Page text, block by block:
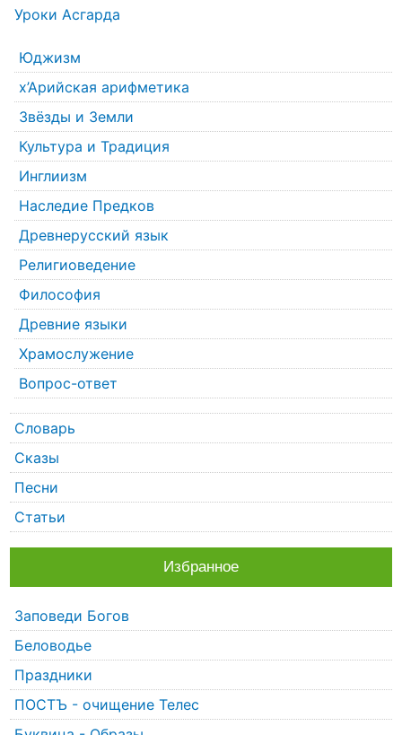
Уроки Асгарда
Юджизм
х’Арийская арифметика
Звёзды и Земли
Культура и Традиция
Инглиизм
Наследие Предков
Древнерусский язык
Религиоведение
Философия
Древние языки
Храмослужение
Вопрос-ответ
Словарь
Сказы
Песни
Статьи
Избранное
Заповеди Богов
Беловодье
Праздники
ПОСТЪ - очищение Телес